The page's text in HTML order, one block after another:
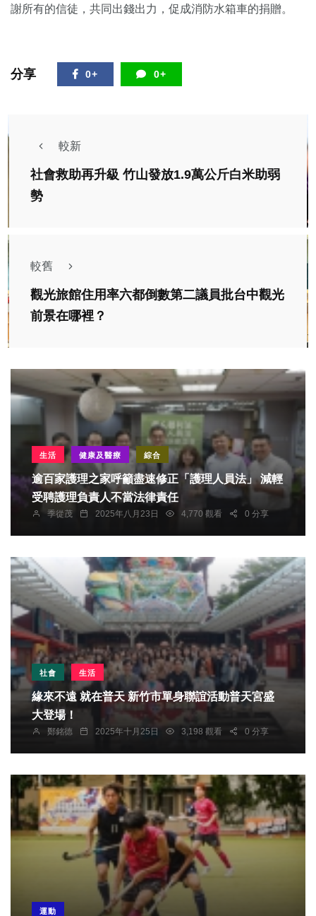
謝所有的信徒，共同出錢出力，促成消防水箱車的捐贈。
分享 0+ 0+
較新
社會救助再升級 竹山發放1.9萬公斤白米助弱
勢
較舊
觀光旅館住用率六都倒數第二議員批台中觀光
前景在哪裡？
生活 健康及醫療 綜合
逾百家護理之家呼籲盡速修正「護理人員法」 減輕
受聘護理負責人不當法律責任
季從茂 2025年八月23日 4,770 觀看 0 分享
社會 生活
緣來不遠 就在普天 新竹市單身聯誼活動普天宮盛
大登場！
鄭銘德 2025年十月25日 3,198 觀看 0 分享
運動